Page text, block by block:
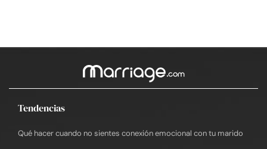
Tendencias
Qué hacer cuando no sientes conexión emocional con tu marido